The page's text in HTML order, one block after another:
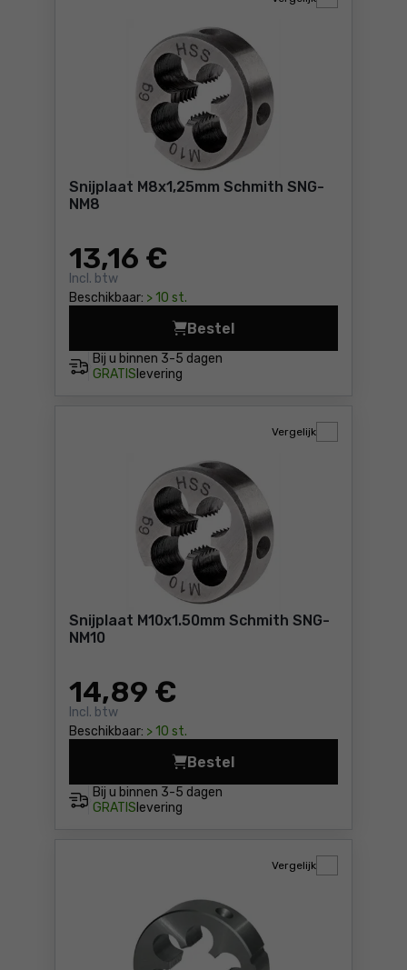
Snijplaat M8x1,25mm Schmith SNG-
NM8
13,16 €
Incl. btw
Beschikbaar: > 10 st.
Bij u binnen 3-5 dagen
GRATIS levering
Bestel
Snijplaat M8x1,25mm
Snijplaat M10x1.50mm Schmith SNG-
NM10
14,89 €
Incl. btw
Beschikbaar: > 10 st.
Vergelijk
Bij u binnen 3-5 dagen
GRATIS levering
Bestel
Snijplaat M10x1.50mm
Vergelijk